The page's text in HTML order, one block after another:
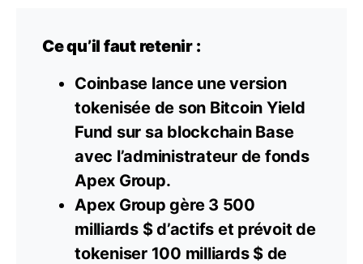
Ce qu’il faut retenir :
Coinbase lance une version
tokenisée de son Bitcoin Yield
Fund sur sa blockchain Base
avec l’administrateur de fonds
Apex Group.
Apex Group gère 3 500
milliards $ d’actifs et prévoit de
tokeniser 100 milliards $ de